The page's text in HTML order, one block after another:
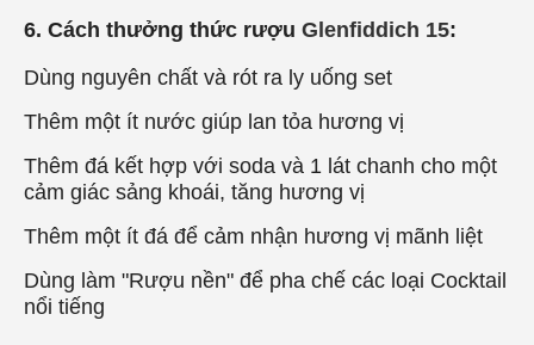
6. Cách thưởng thức rượu Glenfiddich 15:
Dùng nguyên chất và rót ra ly uống set
Thêm một ít nước giúp lan tỏa hương vị
Thêm đá kết hợp với soda và 1 lát chanh cho một
cảm giác sảng khoái, tăng hương vị
Thêm một ít đá để cảm nhận hương vị mãnh liệt
Dùng làm "Rượu nền" để pha chế các loại Cocktail
nổi tiếng